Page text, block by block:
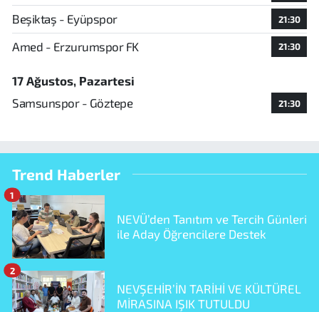
Beşiktaş - Eyüpspor 21:30
Amed - Erzurumspor FK 21:30
17 Ağustos, Pazartesi
Samsunspor - Göztepe
21:30
Trend Haberler
NEVÜ’den Tanıtım ve Tercih Günleri
ile Aday Öğrencilere Destek
1
NEVŞEHİR’İN TARİHİ VE KÜLTÜREL
MİRASINA IŞIK TUTULDU
2